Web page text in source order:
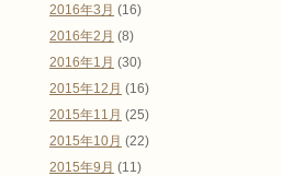
2016年3月 (16)
2016年2月 (8)
2016年1月 (30)
2015年12月 (16)
2015年11月 (25)
2015年10月 (22)
2015年9月 (11)